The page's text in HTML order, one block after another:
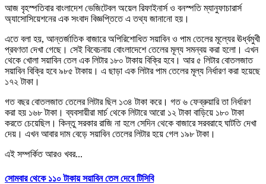
আজ বৃহস্পতিবার বাংলাদেশ ভেজিটেবল অয়েল রিফাইনার্স ও বনস্পতি ম্যানুফাচারার্স
অ্যাসোসিয়েশনের এক সংবাদ বিজ্ঞপ্তিতে এ তথ্য জানানো হয়।
এতে বলা হয়, আন্তর্জাতিক বাজারে অপিরিশোধিত সয়াবিন ও পাম তেলের মূল্যের ঊর্ধ্বমুখী
প্রবণতা দেখা গেছে। সেই বিবেচনায় বোংলাদেশে তেলের মূল্য সমন্বয় করা হলো। এখন
থেকে খোলা সয়াবিন তেল এক লিটার ১৮০ টাকায় বিক্রি হবে। আর ৫ লিটার বোতলজাত
সয়াবিন বিক্রি হবে ৯৮৫ টাকায়। এ ছাড়া এক লিটার পাম তেলের মূল্য নির্ধারণ করা হয়েছে
১৭২ টাকা।
গত বছর বোতলজাত তেলের লিটার ছিল ১৩৪ টাকা করে। গত ৬ ফেব্রুয়ারি তা নির্ধারণ
করা হয় ১৬৮ টাকা। ব্যবসায়ীরা মার্চ থেকে লিটারে আরো ১২ টাকা বাড়িয়ে ১৮০ টাকা
করতে চেয়েছিল। কিন্তু সরকার রাজি না হলে সেদিন থেকে বাজারে সরবরাহে ঘাটতি দেখা
দেয়। এখন আবার দাম বেড়ে সয়াবিন তেলের লিটার হয়ে গেল ১৯৮ টাকা।
এই সম্পর্কিত আরও খবর...
সোমবার থেকে ১১০ টাকায় সয়াবিন তেল দেবে টিসিবি